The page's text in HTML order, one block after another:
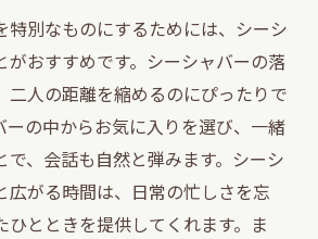
特別なものにするためには、シーシ
がおすすめです。シーシャバーの落
二人の距離を縮めるのにぴったりで
ーの中からお気に入りを選び、一緒
で、会話も自然と弾みます。シーシ
広がる時間は、日常の忙しさを忘
ひとときを提供してくれます。ま